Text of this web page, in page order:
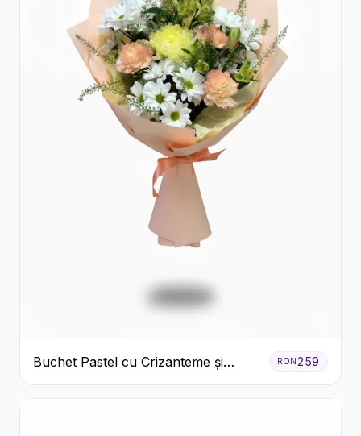
Buchet Pastel cu Crizanteme și
Garoafe
RON259